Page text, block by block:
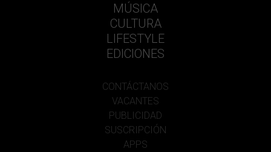
MÚSICA
CULTURA
LIFESTYLE
EDICIONES
CONTÁCTANOS
VACANTES
PUBLICIDAD
SUSCRIPCIÓN
APPS